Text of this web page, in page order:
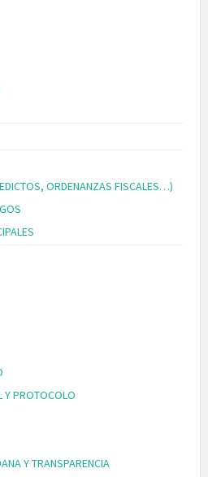
ORDENANZAS FISCALES…)
Y PROTOCOLO
Y TRANSPARENCIA